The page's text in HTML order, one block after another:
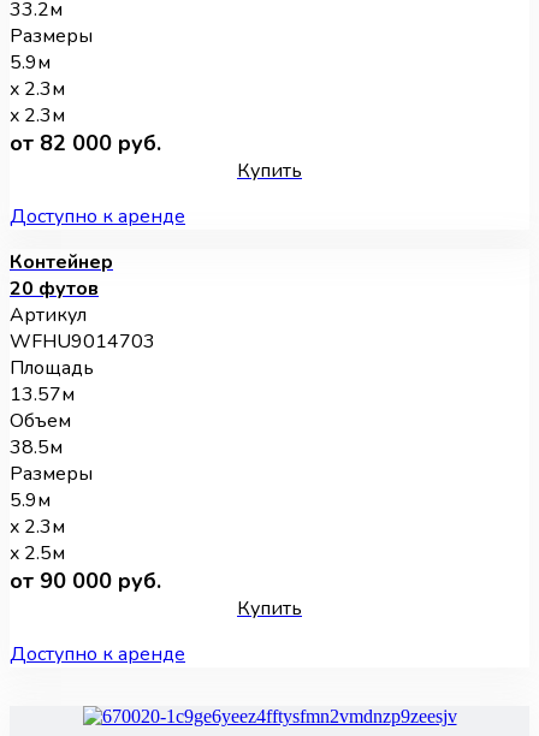
33.2м
Размеры
5.9м
x 2.3м
x 2.3м
от 82 000 руб.
Купить
Доступно к аренде
Контейнер
20 футов
Артикул
WFHU9014703
Площадь
13.57м
Объем
38.5м
Размеры
5.9м
x 2.3м
x 2.5м
от 90 000 руб.
Купить
Доступно к аренде